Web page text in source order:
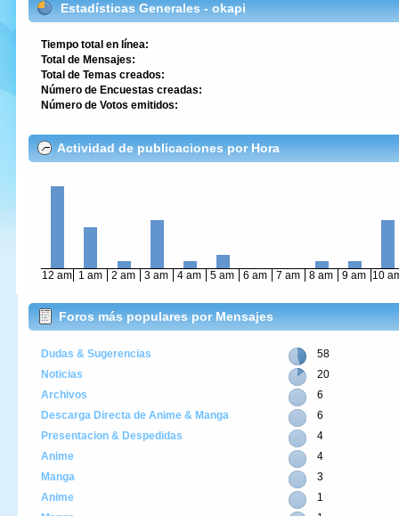
Estadísticas Generales - okapi
Tiempo total en línea:
Total de Mensajes:
Total de Temas creados:
Número de Encuestas creadas:
Número de Votos emitidos:
Actividad de publicaciones por Hora
12 am 1 am 2 am 3 am 4 am 5 am 6 am 7 am 8 am 9 am 10
Foros más populares por Mensajes
Dudas & Sugerencias
58
Noticias
20
Archivos
6
Descarga Directa de Anime & Manga
6
Presentacion & Despedidas
4
Anime
4
Manga
3
Anime
1